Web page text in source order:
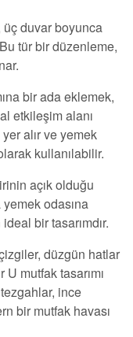
duvar boyunca
tür bir düzenleme,
bir ada eklemek,
etkileşim alanı
yer alır ve yemek
kullanılabilir.
açık olduğu
odasına
bir tasarımdır.
düzgün hatlar
mutfak tasarımı
ince
bir mutfak havası